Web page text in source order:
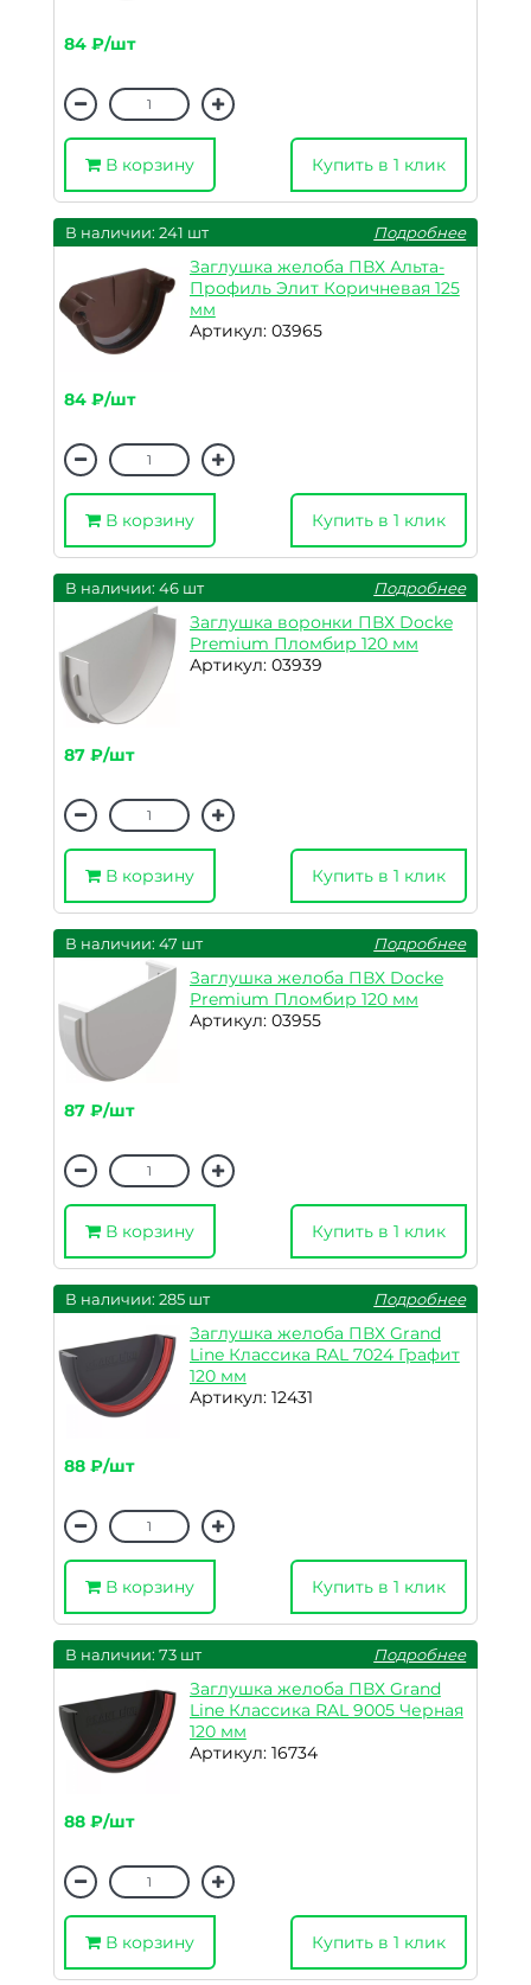
84 ₽/шт
В корзину Купить в 1 клик
В наличии: 241 шт Подробнее
Заглушка желоба ПВХ Альта-
Профиль Элит Коричневая 125
мм
Артикул: 03965
84 ₽/шт
В корзину Купить в 1 клик
В наличии: 46 шт Подробнее
Заглушка воронки ПВХ Docke
Premium Пломбир 120 мм
Артикул: 03939
87 ₽/шт
В корзину Купить в 1 клик
В наличии: 47 шт Подробнее
Заглушка желоба ПВХ Docke
Premium Пломбир 120 мм
Артикул: 03955
87 ₽/шт
В корзину Купить в 1 клик
В наличии: 285 шт Подробнее
Заглушка желоба ПВХ Grand
Line Классика RAL 7024 Графит
120 мм
Артикул: 12431
88 ₽/шт
В корзину Купить в 1 клик
В наличии: 73 шт Подробнее
Заглушка желоба ПВХ Grand
Line Классика RAL 9005 Черная
120 мм
Артикул: 16734
88 ₽/шт
В корзину Купить в 1 клик